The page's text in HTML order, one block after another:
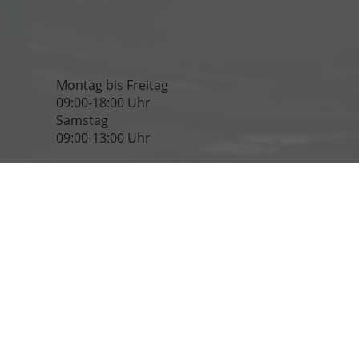
Montag bis Freitag
09:00-18:00 Uhr
Samstag
09:00-13:00 Uhr